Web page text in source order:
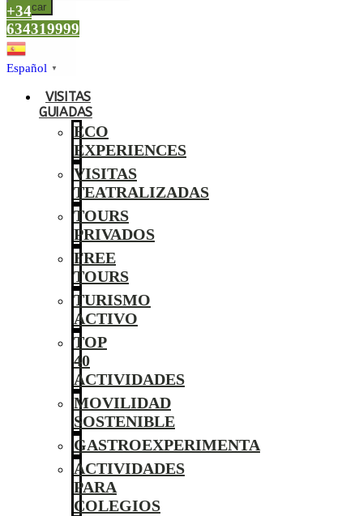
Buscar
+34
634319999
Español ▼
VISITAS
GUIADAS
ECO
EXPERIENCES
VISITAS
TEATRALIZADAS
TOURS
PRIVADOS
FREE
TOURS
TURISMO
ACTIVO
TOP
40
ACTIVIDADES
MOVILIDAD
SOSTENIBLE
GASTROEXPERIMENTA
ACTIVIDADES
PARA
COLEGIOS